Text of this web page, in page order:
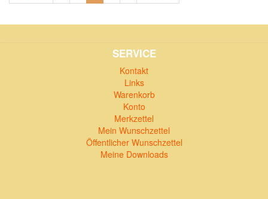
SERVICE
Kontakt
Links
Warenkorb
Konto
Merkzettel
Mein Wunschzettel
Öffentlicher Wunschzettel
Meine Downloads